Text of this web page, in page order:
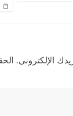
الإلكتروني.